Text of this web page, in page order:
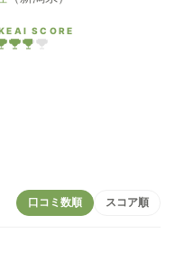
SCORE
口コミ数順 スコア順